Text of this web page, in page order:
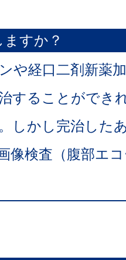
すか？
や経口二剤新薬
することができ
しかし完治した
像検査（腹部エ